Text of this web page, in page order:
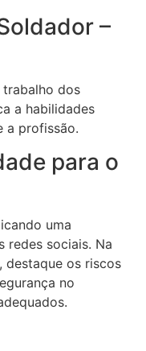
–
dos
a habilidades
a profissão.
para o
uma
redes sociais. Na
destaque os riscos
no